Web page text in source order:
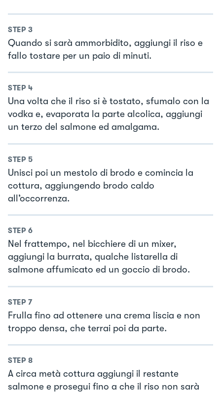
STEP 3
Quando si sarà ammorbidito, aggiungi il riso e
fallo tostare per un paio di minuti.
STEP 4
Una volta che il riso si è tostato, sfumalo con la
vodka e, evaporata la parte alcolica, aggiungi
un terzo del salmone ed amalgama.
STEP 5
Unisci poi un mestolo di brodo e comincia la
cottura, aggiungendo brodo caldo
all’occorrenza.
STEP 6
Nel frattempo, nel bicchiere di un mixer,
aggiungi la burrata, qualche listarella di
salmone affumicato ed un goccio di brodo.
STEP 7
Frulla fino ad ottenere una crema liscia e non
troppo densa, che terrai poi da parte.
STEP 8
A circa metà cottura aggiungi il restante
salmone e prosegui fino a che il riso non sarà